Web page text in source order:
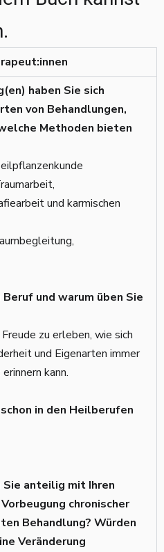
haben Sie sich
von Behandlungen,
Methoden bieten
und karmischen
und warum üben Sie
zu erleben, wie sich
und Eigenarten immer
kann.
in den Heilberufen
anteilig mit Ihren
chronischer
Behandlung? Würden
Veränderung